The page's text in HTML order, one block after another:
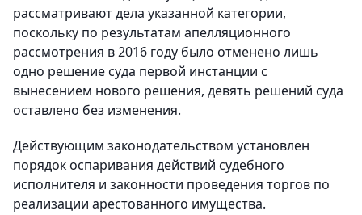
рассматривают дела указанной категории,
поскольку по результатам апелляционного
рассмотрения в 2016 году было отменено лишь
одно решение суда первой инстанции с
вынесением нового решения, девять решений суда
оставлено без изменения.
Действующим законодательством установлен
порядок оспаривания действий судебного
исполнителя и законности проведения торгов по
реализации арестованного имущества.